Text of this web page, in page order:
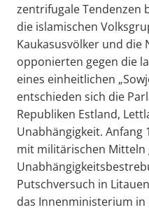
zentrifugale Tendenzen
die islamischen
Kaukasusvölker und die
opponierten gegen die
eines einheitlichen
entschieden sich die
Republiken Estland,
Unabhängigkeit. Anfang
mit militärischen Mitteln
Putschversuch in
das Innenministerium in